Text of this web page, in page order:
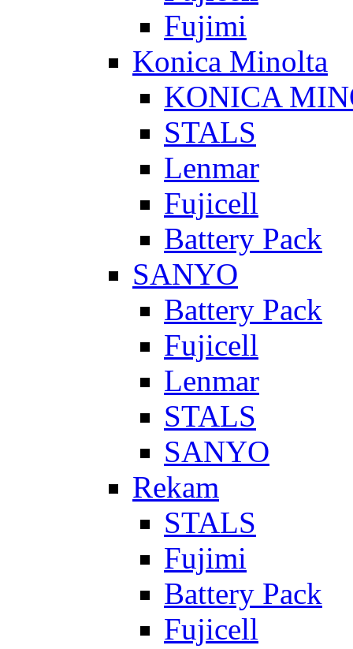
Fujimi
Konica Minolta
KONICA
STALS
Lenmar
Fujicell
Battery Pack
SANYO
Battery Pack
Fujicell
Lenmar
STALS
SANYO
Rekam
STALS
Fujimi
Battery Pack
Fujicell